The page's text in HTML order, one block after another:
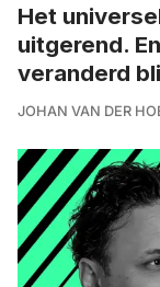
Het
uitgerend.
veranderd
JOHAN VAN DER